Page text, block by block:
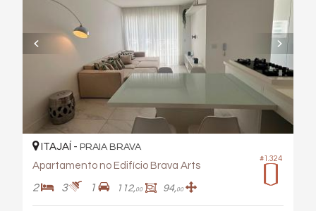
#1.324
ITAJAÍ - PRAIA BRAVA
Apartamento no Edifício Brava Arts
2 3 1 112,00 94,00